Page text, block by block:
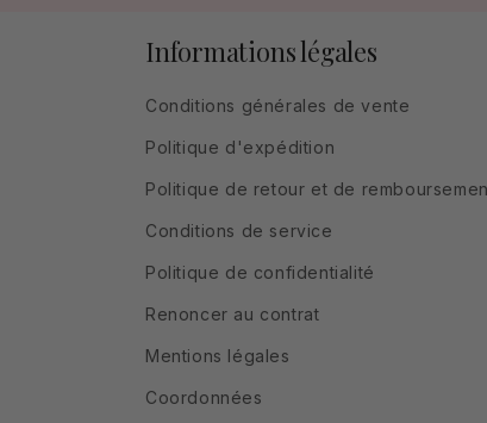
Informations légales
Conditions générales de vente
Politique d'expédition
Politique de retour et de
Conditions de service
Politique de confidentialité
Renoncer au contrat
Mentions légales
Coordonnées